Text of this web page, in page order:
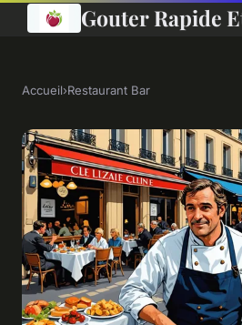
Gouter Rapide
Accueil›Restaurant Bar